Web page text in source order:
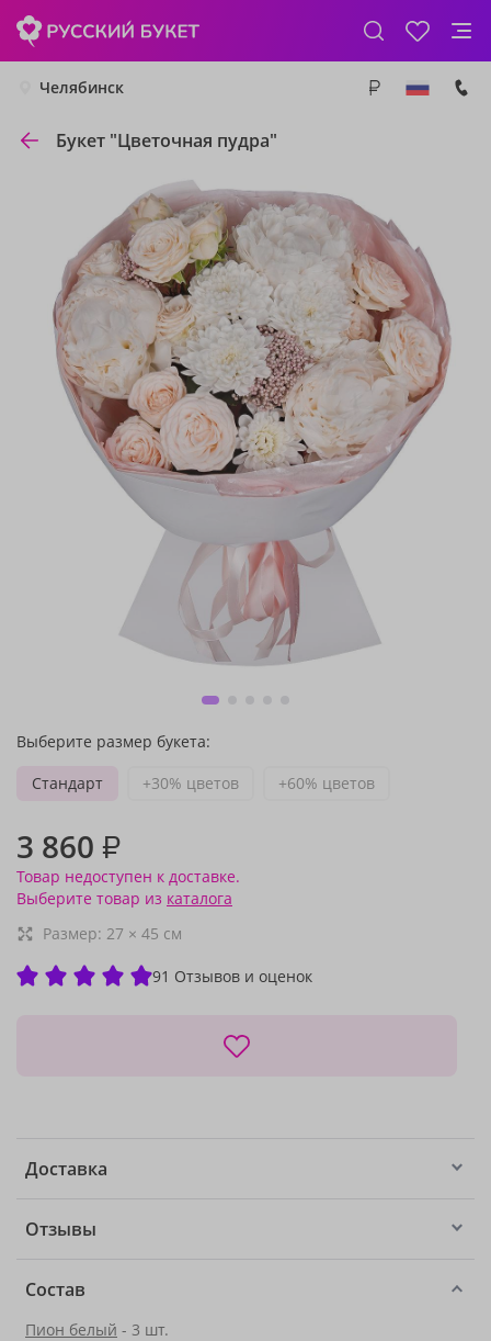
Челябинск
Букет "Цветочная пудра"
Выберите размер букета:
Стандарт
+30% цветов +60% цветов
3 860 ₽
Товар недоступен к доставке.
Выберите товар из каталога
Размер: 27 × 45 см
91 Отзывов и оценок
Доставка
Отзывы
Состав
Пион белый - 3 шт.